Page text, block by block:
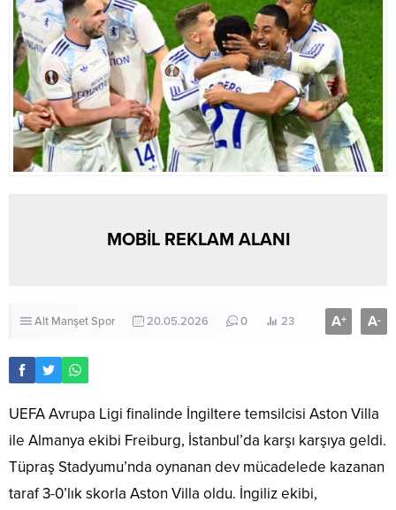
MOBİL REKLAM ALANI
Alt ManşetSpor 20.05.2026 0 23 A+ A-
UEFA Avrupa Ligi finalinde İngiltere temsilcisi Aston Villa
ile Almanya ekibi Freiburg, İstanbul’da karşı karşıya geldi.
Tüpraş Stadyumu’nda oynanan dev mücadelede kazanan
taraf 3-0’lık skorla Aston Villa oldu. İngiliz ekibi,